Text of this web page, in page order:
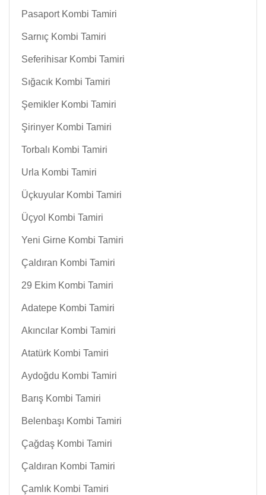
Pasaport Kombi Tamiri
Sarnıç Kombi Tamiri
Seferihisar Kombi Tamiri
Sığacık Kombi Tamiri
Şemikler Kombi Tamiri
Şirinyer Kombi Tamiri
Torbalı Kombi Tamiri
Urla Kombi Tamiri
Üçkuyular Kombi Tamiri
Üçyol Kombi Tamiri
Yeni Girne Kombi Tamiri
Çaldıran Kombi Tamiri
29 Ekim Kombi Tamiri
Adatepe Kombi Tamiri
Akıncılar Kombi Tamiri
Atatürk Kombi Tamiri
Aydoğdu Kombi Tamiri
Barış Kombi Tamiri
Belenbaşı Kombi Tamiri
Çağdaş Kombi Tamiri
Çaldıran Kombi Tamiri
Çamlık Kombi Tamiri